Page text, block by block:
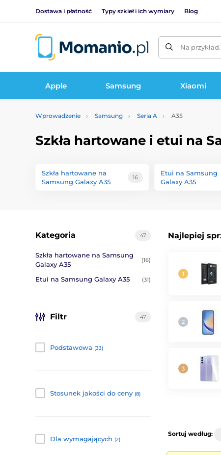
Dostawa i płatność Typy szkieł i ich wymiary Blog
Na
Apple Samsung Xiaomi
Wprowadzenie Samsung Seria A A35
Szkła hartowane i etui na
Szkła hartowane na
Samsung Galaxy A35
16
Etui na Samsung
Galaxy A35
Najlepiej
47
Kategoria
Szkła hartowane na Samsung
Galaxy A35
(16)
Etui na Samsung Galaxy A35 (31)
Filtr 47
Podstawowa (33)
Stosunek jakości do ceny (8)
Dla wymagających (2)
Sortuj według: